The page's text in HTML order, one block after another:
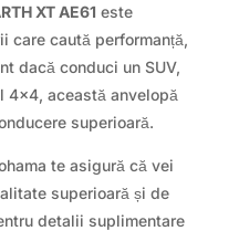
XT AE61 este
care caută performanță,
dacă conduci un SUV,
4×4, această anvelopă
superioară.
te asigură că vei
superioară și de
detalii suplimentare